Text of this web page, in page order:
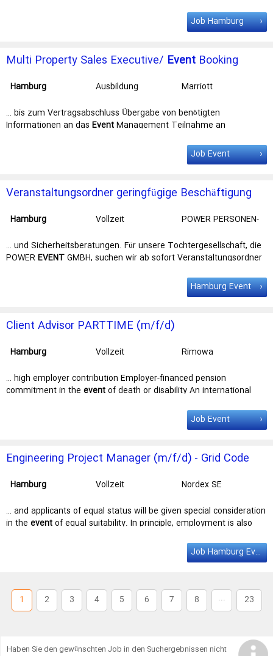
Number25108257 Job CategoryEvent Management LocationMH
Hamburg, Germany,
Number25108257
Job CategoryEvent Management LocationMH
Hamburg Cluster, …
Job Hamburg
Multi Property Sales Executive/ Event Booking
Hamburg Ausbildung
Marriott
… bis zum Vertragsabschluss Übergabe von benötigten
Informationen an das EventManagement Teilnahme an
Job Number25114579 Job CategorySales & Marketing LocationMH
Hamburg, Germany,
Number25114579
CategorySales & Marketing LocationMH
Hamburg Cluster, …
Job Event
Veranstaltungsordner geringfügige Beschäftigung
Hamburg Vollzeit
POWER PERSONEN-
WERKSCHUTZ
… und Sicherheitsberatungen. Für unsere Tochtergesellschaft, die
POWEREVENTGMBH, suchen wir ab sofort Veranstaltungsordner
Gern kannst Du auch
nachfolgendes Kontaktformular verwenden. Du hast noch …
Hamburg Event
Client Advisor PARTTIME (m/f/d)
Hamburg Vollzeit
Rimowa
… high employer contribution Employer-financed pension
commitment in the eventof death or disability An international
responsibilities Your
mission Outgoing, customer-focused, and an intuitive …
Job Event
Engineering Project Manager (m/f/d) - Grid Code
Hamburg Vollzeit
Nordex SE
… and applicants of equal status will be given special consideration
in the eventof equal suitability. In principle, employment is also
, DE, 22419
DEPARTMENT: Engineering We are looking for a skilled Project …
Job Hamburg Event
1 2 3 4 5 6 7 8 ... 23
Haben Sie den gewünschten Job in den Suchergebnissen nicht